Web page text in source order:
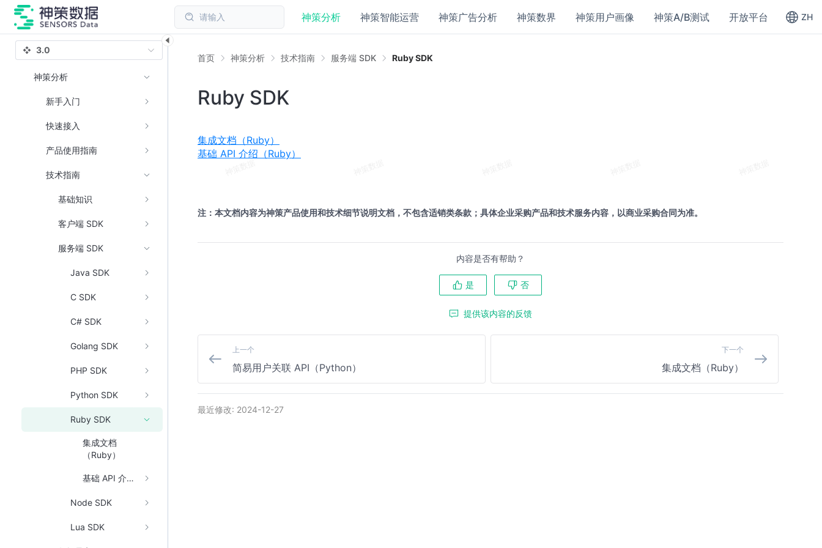
请输入 神策分析 神策智能运营 神策广告分析 神策数界 神策用户画像 神策A/B测试 开放平台 ZH
首页 神策分析 技术指南 服务端 SDK Ruby SDK
Ruby SDK
集成文档（Ruby）
基础 API 介绍（Ruby）
注：本文档内容为神策产品使用和技术细节说明文档，不包含适销类条款；具体企业采购产品和技术服务内容，以商业采购合同为准。
内容是否有帮助？
是 否
提供该内容的反馈
上一个
简易用户关联 API（Python）
下一个
集成文档（Ruby）
最近修改: 2024-12-27
3.0
神策分析
新手入门
快速接入
产品使用指南
技术指南
基础知识
客户端 SDK
服务端 SDK
Java SDK
C SDK
C# SDK
Golang SDK
PHP SDK
Python SDK
Ruby SDK
集成文档
（Ruby）
基础 API 介绍（Ruby）
Node SDK
Lua SDK